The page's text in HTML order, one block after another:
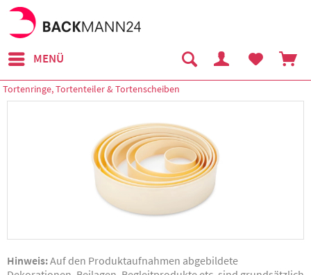
MENÜ
Tortenringe, Tortenteiler & Tortenscheiben
Hinweis:Auf den Produktaufnahmen abgebildete